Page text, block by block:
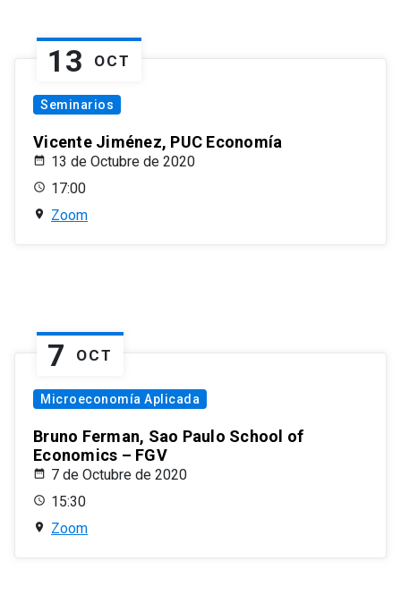
13 OCT
Seminarios
Vicente Jiménez, PUC Economía
13 de Octubre de 2020
17:00
Zoom
7 OCT
Microeconomía Aplicada
Bruno Ferman, Sao Paulo School of
Economics – FGV
7 de Octubre de 2020
15:30
Zoom